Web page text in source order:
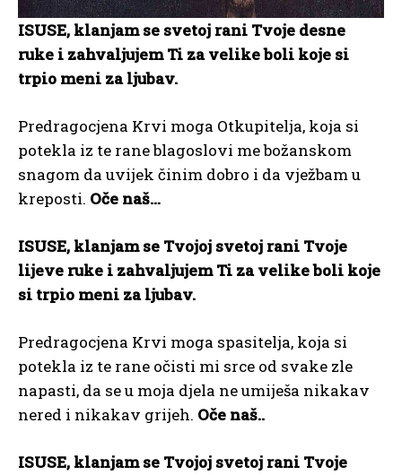
ISUSE, klanjam se svetoj rani Tvoje desne
ruke i zahvaljujem Ti za velike boli koje si
trpio meni za ljubav.
Predragocjena Krvi moga Otkupitelja, koja si
potekla iz te rane blagoslovi me božanskom
snagom da uvijek činim dobro i da vježbam u
kreposti. Oče naš…
ISUSE, klanjam se Tvojoj svetoj rani Tvoje
lijeve ruke i zahvaljujem Ti za velike boli koje
si trpio meni za ljubav.
Predragocjena Krvi moga spasitelja, koja si
potekla iz te rane očisti mi srce od svake zle
napasti, da se u moja djela ne umiješa nikakav
nered i nikakav grijeh. Oče naš..
ISUSE, klanjam se Tvojoj svetoj rani Tvoje